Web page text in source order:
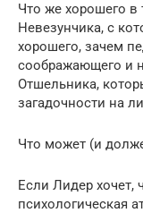
Что же хорошего в
Невезунчика, с
хорошего, зачем
соображающего и
Отшельника,
загадочности на
Что может (и
Если Лидер хочет,
психологическая